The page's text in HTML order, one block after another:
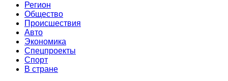
Регион
Общество
Происшествия
Авто
Экономика
Спецпроекты
Cпорт
В стране